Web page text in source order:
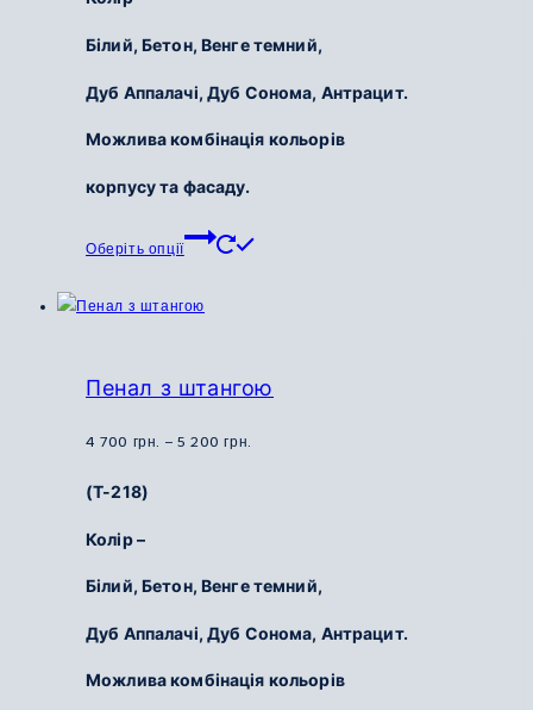
Білий, Бетон, Венге темний,
Дуб Аппалачі, Дуб Сонома, Антрацит.
Можлива комбінація кольорів
корпусу та фасаду.
Оберіть опції
Цей
Пенал з штангою
4 700 грн. – 5 200 грн.
грн.
5
200
(Т-218)
Колір –
Білий, Бетон, Венге темний,
Дуб Аппалачі, Дуб Сонома, Антрацит.
Можлива комбінація кольорів